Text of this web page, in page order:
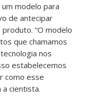
modelo para
de antecipar
“O modelo
que chamamos
nos
estabelecemos
como esse
cientista.